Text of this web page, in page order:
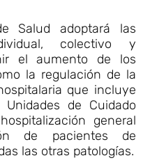
Salud adoptará las
colectivo y
el aumento de los
la regulación de la
que incluye
de Cuidado
general
de pacientes de
las otras patologías.